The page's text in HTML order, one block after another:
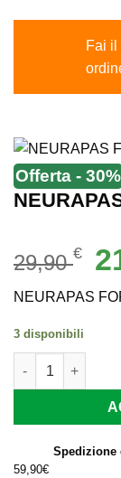
Fai il
Offerta - 30%
29,90€
Il
NEURAPAS
3 disponibili
NEURAPAS
Spedizione
59,90€